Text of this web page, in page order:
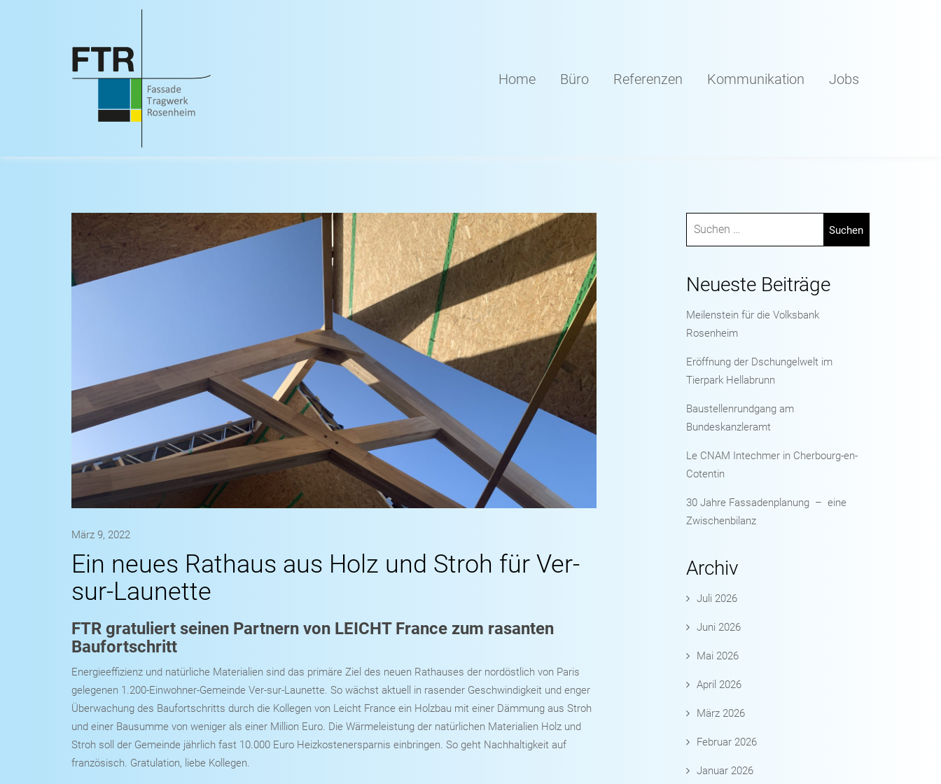
Home Büro Referenzen Kommunikation Jobs
März 9, 2022
Ein neues Rathaus aus Holz und Stroh für Ver-
sur-Launette
FTR gratuliert seinen Partnern von LEICHT France zum rasanten
Baufortschritt
Energieeffizienz und natürliche Materialien sind das primäre Ziel des neuen Rathauses der nordöstlich von Paris
gelegenen 1.200-Einwohner-Gemeinde Ver-sur-Launette. So wächst aktuell in rasender Geschwindigkeit und enger
Überwachung des Baufortschritts durch die Kollegen von Leicht France ein Holzbau mit einer Dämmung aus Stroh
und einer Bausumme von weniger als einer Million Euro. Die Wärmeleistung der natürlichen Materialien Holz und
Stroh soll der Gemeinde jährlich fast 10.000 Euro Heizkostenersparnis einbringen. So geht Nachhaltigkeit auf
französisch. Gratulation, liebe Kollegen.
Neueste Beiträge
Meilenstein für die Volksbank
Rosenheim
Eröffnung der Dschungelwelt im
Tierpark Hellabrunn
Baustellenrundgang am
Bundeskanzleramt
Le CNAM Intechmer in Cherbourg-en-
Cotentin
30 Jahre Fassadenplanung – eine
Zwischenbilanz
Archiv
Juli 2026
Juni 2026
Mai 2026
April 2026
März 2026
Februar 2026
Januar 2026